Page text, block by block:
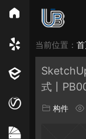
所有分
当前位置：
式丨
构件